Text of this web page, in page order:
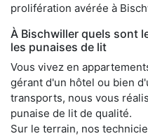
prolifération avérée à
À Bischwiller quels sont
les punaises de lit
Vous vivez en
gérant d'un hôtel ou bien
transports, nous vous
punaise de lit de qualité.
Sur le terrain, nos